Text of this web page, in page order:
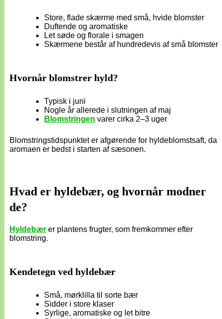
Store, flade skærme med små, hvide blomster
Duftende og aromatiske
Let søde og florale i smagen
Skærmene består af hundredevis af små blomster
Hvornår blomstrer hyld?
Typisk i juni
Nogle år allerede i slutningen af maj
Blomstringen varer cirka 2–3 uger
Blomstringstidspunktet er afgørende for hyldeblomstsaft, da
aromaen er bedst i starten af sæsonen.
Hvad er hyldebær, og hvornår modner
de?
Hyldebær er plantens frugter, som fremkommer efter
blomstring.
Kendetegn ved hyldebær
Små, mørklilla til sorte bær
Sidder i store klaser
Syrlige, aromatiske og let bitre